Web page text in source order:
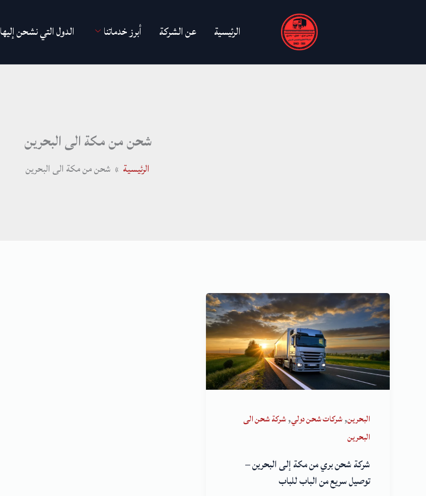
الرئيسية عن الشركة أبرز خدماتنا الدول التي نشحن إليها
شحن من مكة الى البحرين
الرئيسية شحن من مكة الى البحرين
البحرين,شركات شحن دولي,شركة شحن الى
البحرين
شركة شحن بري من مكة إلى البحرين –
توصيل سريع من الباب للباب